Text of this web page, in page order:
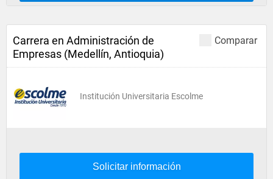
Comparar
Carrera en Administración de
Empresas (Medellín, Antioquia)
Institución Universitaria Escolme
Solicitar información